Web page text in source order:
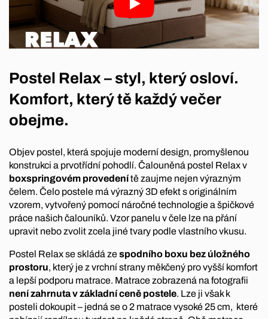
Postel Relax – styl, který osloví.
Komfort, který tě každý večer
obejme.
Objev postel, která spojuje moderní design, promyšlenou
konstrukci a prvotřídní pohodlí. Čalouněná postel Relax v
boxspringovém provedenítě zaujme nejen výrazným
čelem. Čelo postele má výrazný 3D efekt s originálním
vzorem, vytvořený pomocí náročné technologie a špičkové
práce našich čalouníků. Vzor panelu v čele lze na přání
upravit nebo zvolit zcela jiné tvary podle vlastního vkusu.
Postel Relax se skládá zespodního boxu bez úložného
prostoru, který je z vrchní strany měkčený pro vyšší komfort
a lepší podporu matrace. Matrace zobrazená na fotografii
není zahrnuta v základní ceně postele. Lze ji však k
posteli dokoupit – jedná se o 2 matrace vysoké 25 cm, které